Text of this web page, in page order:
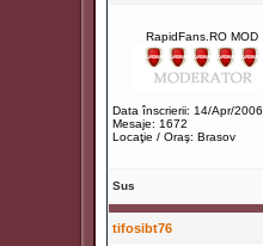
RapidFans.RO MOD
Data înscrierii: 14/Apr/2006
Mesaje: 1672
Locaţie / Oraş: Brasov
Sus
tifosibt76